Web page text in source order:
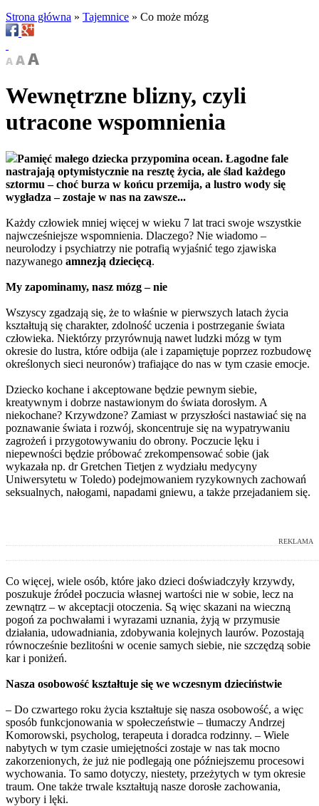
Strona główna » Tajemnice » Co może mózg
Wewnętrzne blizny, czyli
utracone wspomnienia
Pamięć małego dziecka przypomina ocean. Łagodne fale
nastrajają optymistycznie na resztę życia, ale ślad każdego
sztormu – choć burza w końcu przemija, a lustro wody się
wygładza – zostaje w nas na zawsze...
Każdy człowiek mniej więcej w wieku 7 lat traci swoje wszystkie
najwcześniejsze wspomnienia. Dlaczego? Nie wiadomo –
neurolodzy i psychiatrzy nie potrafią wyjaśnić tego zjawiska
nazywanego amnezją dziecięcą.
My zapominamy, nasz mózg – nie
Wszyscy zgadzają się, że to właśnie w pierwszych latach życia
kształtują się charakter, zdolność uczenia i postrzeganie świata
człowieka. Niektórzy przyrównują nawet ludzki mózg w tym
okresie do lustra, które odbija (ale i zapamiętuje poprzez rozbudowę
określonych sieci neuronów) trafiające do nas w tym czasie emocje.
Dziecko kochane i akceptowane będzie pewnym siebie,
kreatywnym i dobrze nastawionym do świata dorosłym. A
niekochane? Krzywdzone? Zamiast w przyszłości nastawiać się na
poznawanie świata i rozwój, skoncentruje się na wypatrywaniu
zagrożeń i przygotowywaniu do obrony. Poczucie lęku i
niepewności będzie próbować zrekompensować sobie (jak
wykazała np. dr Gretchen Tietjen z wydziału medycyny
Uniwersytetu w Toledo) podejmowaniem ryzykownych zachowań
seksualnych, nałogami, napadami gniewu, a także przejadaniem się.
REKLAMA
Co więcej, wiele osób, które jako dzieci doświadczyły krzywdy,
poszukuje źródeł poczucia własnej wartości nie w sobie, lecz na
zewnątrz – w akceptacji otoczenia. Są więc skazani na wieczną
pogoń za pochwałami i wyrazami uznania, żyją w przymusie
działania, udowadniania, zdobywania kolejnych laurów. Pozostają
równocześnie bezlitośni w ocenie samych siebie, nie szczędzą sobie
kar i poniżeń.
Nasza osobowość kształtuje się we wczesnym dzieciństwie
– Do czwartego roku życia kształtuje się nasza osobowość, a więc
sposób funkcjonowania w społeczeństwie – tłumaczy Andrzej
Komorowski, psycholog, terapeuta i doradca rodzinny. – Wiele
nabytych w tym czasie umiejętności zostaje w nas tak mocno
zakorzenionych, że już nie podlegają one późniejszemu procesowi
wychowania. To samo dotyczy, niestety, przeżytych w tym okresie
traum. One także trwale kształtują nasze dorosłe zachowania,
wybory i lęki.